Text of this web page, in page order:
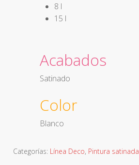
8 l
15 l
Acabados
Satinado
Color
Blanco
Categorías: Línea Deco, Pintura satinada